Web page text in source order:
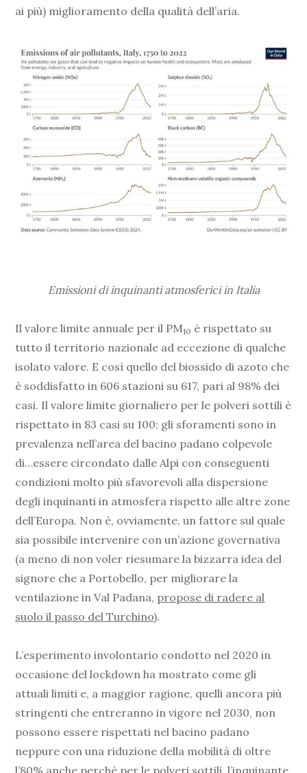
ai più) miglioramento della qualità dell’aria.
Emissioni di inquinanti atmosferici in Italia
Il valore limite annuale per il PM10 è rispettato su
tutto il territorio nazionale ad eccezione di qualche
isolato valore. E così quello del biossido di azoto che
è soddisfatto in 606 stazioni su 617, pari al 98% dei
casi. Il valore limite giornaliero per le polveri sottili è
rispettato in 83 casi su 100; gli sforamenti sono in
prevalenza nell’area del bacino padano colpevole
di…essere circondato dalle Alpi con conseguenti
condizioni molto più sfavorevoli alla dispersione
degli inquinanti in atmosfera rispetto alle altre zone
dell’Europa. Non è, ovviamente, un fattore sul quale
sia possibile intervenire con un’azione governativa
(a meno di non voler riesumare la bizzarra idea del
signore che a Portobello, per migliorare la
ventilazione in Val Padana, propose di radere al
suolo il passo del Turchino).
L’esperimento involontario condotto nel 2020 in
occasione del lockdown ha mostrato come gli
attuali limiti e, a maggior ragione, quelli ancora più
stringenti che entreranno in vigore nel 2030, non
possono essere rispettati nel bacino padano
neppure con una riduzione della mobilità di oltre